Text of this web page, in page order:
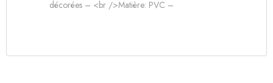
décorées – <br />Matière: PVC –